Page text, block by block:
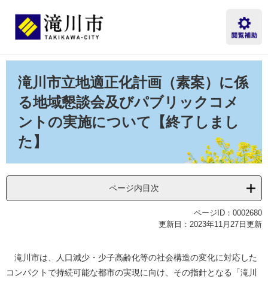
先
を
滝川市立地適正化計画（素案）に係
る地域懇談会及びパブリックコメ
ントの実施について【終了しまし
た】
ページ内目次
ページID：0002680
更新日：2023年11月27日更新
滝川市は、人口減少・少子高齢化等の社会構造の変化に対応した
コンパクトで持続可能な都市の実現に向け、その指針となる「滝川